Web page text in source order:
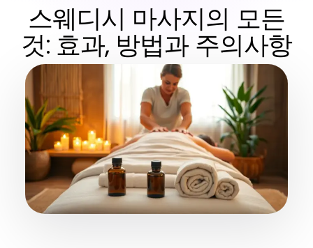
스웨디시 마사지의 모든
것: 효과, 방법과 주의사항